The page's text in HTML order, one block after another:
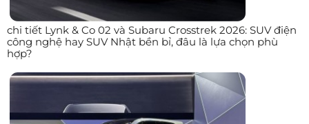
chi tiết Lynk & Co 02 và Subaru Crosstrek 2026: SUV điện
công nghệ hay SUV Nhật bền bỉ, đâu là lựa chọn phù
hợp?